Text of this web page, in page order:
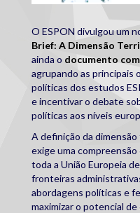
O ESPON divulgou um
Brief: A Dimensão
ainda o documento
agrupando as principais
políticas dos estudos
e incentivar o debate
políticas aos níveis
A definição da
exige uma
toda a União Europeia
fronteiras
abordagens políticas e
maximizar o potencial